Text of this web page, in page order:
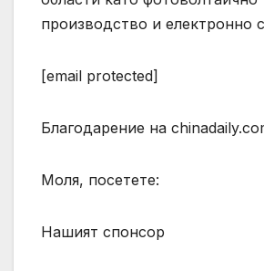
производство и електронно
[email protected]
Благодарение на
Моля, посетете:
Нашият спонсор